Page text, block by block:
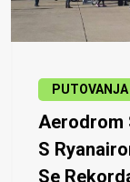
PUTOVANJA
Aerodrom
S
Se